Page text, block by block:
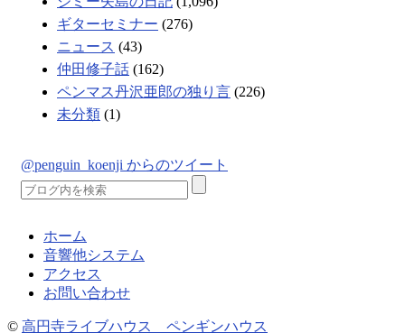
ギターセミナー (276)
ニュース (43)
仲田修子話 (162)
ペンマス丹沢亜郎の独り言 (226)
未分類 (1)
@penguin_koenji からのツイート
ホーム
音響他システム
アクセス
お問い合わせ
© 高円寺ライブハウス ペンギンハウス